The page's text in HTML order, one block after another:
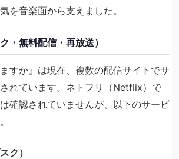
を音楽面から支えました。
・無料配信・再放送）
すか』は現在、複数の配信サイトでサ
れています。ネトフリ（Netflix）で
確認されていませんが、以下のサービ
ク）